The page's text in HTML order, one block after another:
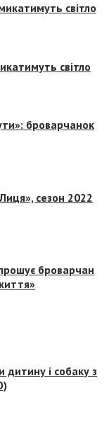
світло
світло
броварчанок
сезон 2022
броварчан
і собаку з